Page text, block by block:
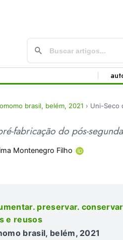
brasil, belém, 2021 › Uni-Seco
fabricação do pós-
Montenegro Filho
preservar.
e reusos
brasil, belém, 2021